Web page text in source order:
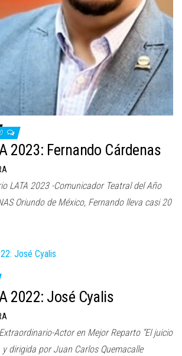
0
2023: Fernando Cárdenas
LATA 2023 -Comunicador Teatral del Año
Oriundo de México, Fernando lleva casi 20
2022: José Cyalis
Actor en Mejor Reparto “El juicio
dirigida por Juan Carlos Quemacalle